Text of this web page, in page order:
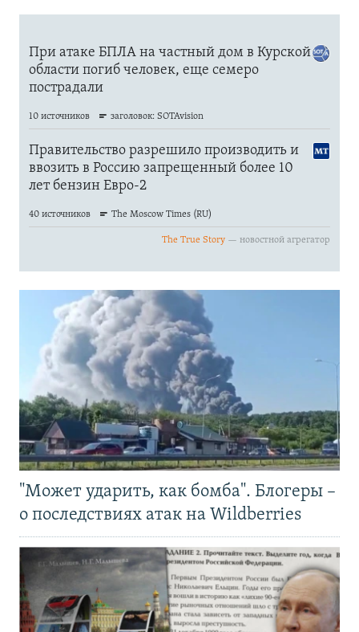
"Может ударить, как бомба". Блогеры –
о последствиях атак на Wildberries